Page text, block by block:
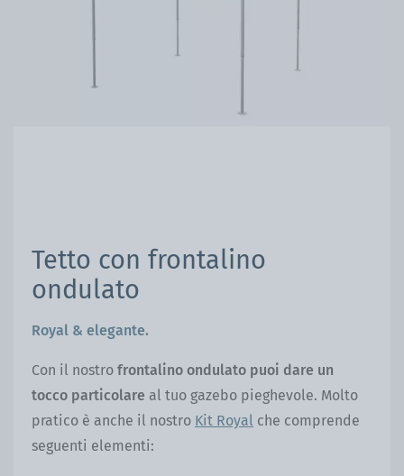
Tetto con frontalino
ondulato
Royal & elegante.
Con il nostro frontalino ondulato puoi dare un
tocco particolare al tuo gazebo pieghevole. Molto
pratico è anche il nostro Kit Royal che comprende
seguenti elementi: